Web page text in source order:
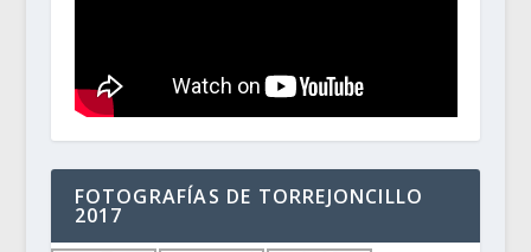
FOTOGRAFÍAS DE TORREJONCILLO
2017